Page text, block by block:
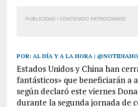
PUBLICIDAD / CONTENIDO PATROCINADO
POR: AL DÍA Y A LA HORA |
Estados Unidos y China han
fantásticos» que beneficiarán a
según declaró este viernes
durante la segunda jornada de